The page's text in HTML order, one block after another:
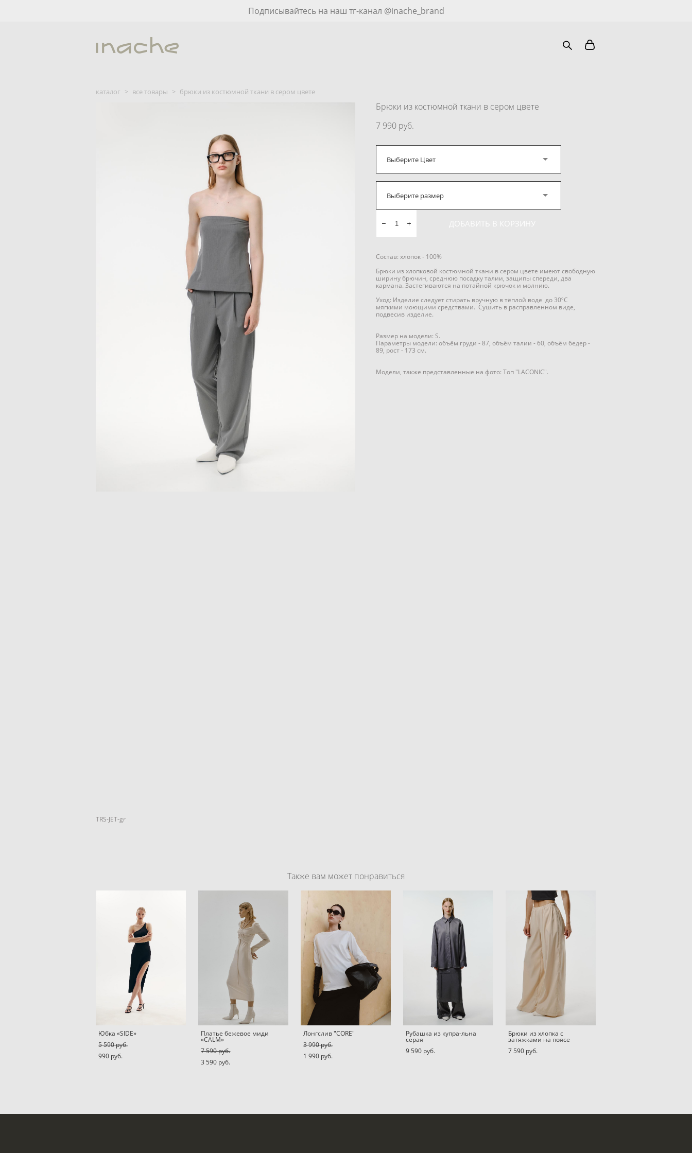
Подписывайтесь на наш тг-канал @inache_brand
каталог > все товары > брюки из костюмной ткани в сером цвете
Брюки из костюмной ткани в сером цвете
7 990 pуб.
Выберите Цвет
Выберите размер
ДОБАВИТЬ В КОРЗИНУ
Состав: хлопок - 100%
Брюки из хлопковой костюмной ткани в сером цвете имеют свободную
ширину брючин, среднюю посадку талии, защипы спереди, два
кармана. Застегиваются на потайной крючок и молнию.
Уход: Изделие следует стирать вручную в тёплой воде до 30ºC
мягкими моющими средствами. Сушить в расправленном виде,
подвесив изделие.
Размер на модели: S.
Параметры модели: объём груди - 87, объём талии - 60, объём бедер -
89, рост - 173 см.
Модели, также представленные на фото: Топ "LACONIC".
TRS-JET-gr
Также вам может понравиться
Юбка «SIDE»
5 590 pуб.
990 pуб.
Платье бежевое миди
«CALM»
7 590 pуб.
3 590 pуб.
Лонгслив "CORE"
3 990 pуб.
1 990 pуб.
Рубашка из купра-льна
серая
9 590 pуб.
Брюки из хлопка с
затяжками на поясе
7 590 pуб.